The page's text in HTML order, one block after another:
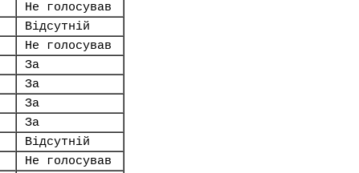
Не голосував
Відсутній
Не голосував
За
За
За
За
Відсутній
Не голосував